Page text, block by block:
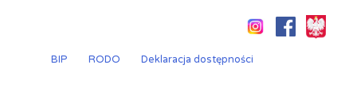
BIP
RODO Deklaracja dostępności